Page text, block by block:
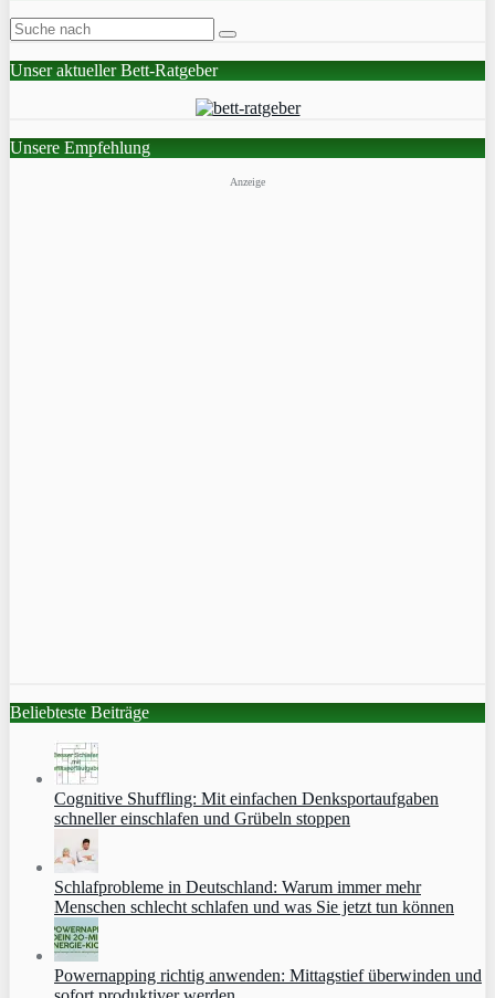
Unser aktueller Bett-Ratgeber
Unsere Empfehlung
Anzeige
Beliebteste Beiträge
Cognitive Shuffling: Mit einfachen Denksportaufgaben
schneller einschlafen und Grübeln stoppen
Schlafprobleme in Deutschland: Warum immer mehr
Menschen schlecht schlafen und was Sie jetzt tun können
Powernapping richtig anwenden: Mittagstief überwinden und